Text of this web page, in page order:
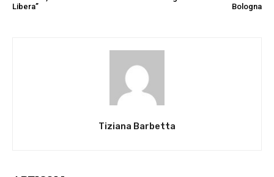
Libera”
Bologna
Tiziana Barbetta